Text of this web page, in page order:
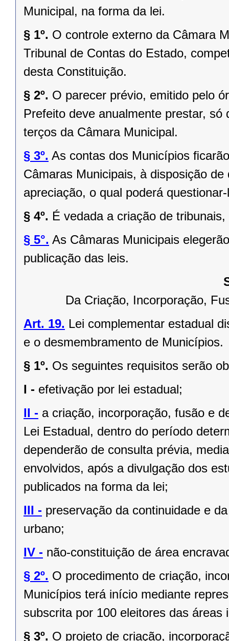
Municipal, na forma da lei.
§ 1º. O controle externo da Câmara
Tribunal de Contas do Estado,
desta Constituição.
§ 2º. O parecer prévio, emitido pelo
Prefeito deve anualmente prestar,
terços da Câmara Municipal.
§ 3º. As contas dos Municípios
Câmaras Municipais, à disposição
apreciação, o qual poderá
§ 4º. É vedada a criação de
§ 5°. As Câmaras Municipais
publicação das leis.
Da Criação, Incorporação,
Art. 19. Lei complementar estadual
e o desmembramento de Municípios.
§ 1º. Os seguintes requisitos serão
I - efetivação por lei estadual;
II - a criação, incorporação, fusão e
Lei Estadual, dentro do período
dependerão de consulta prévia,
envolvidos, após a divulgação dos
publicados na forma da lei;
III - preservação da continuidade e
urbano;
IV - não-constituição de área
§ 2º. O procedimento de criação,
Municípios terá início mediante
subscrita por 100 eleitores das
§ 3º. O projeto de criação,